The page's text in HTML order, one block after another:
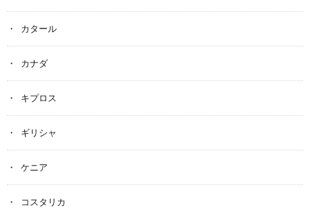
カタール
カナダ
キプロス
ギリシャ
ケニア
コスタリカ